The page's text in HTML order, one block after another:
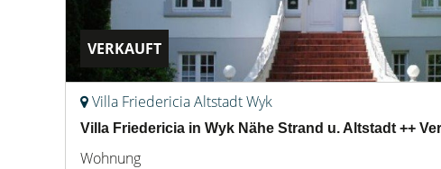
VERKAUFT
Villa Friedericia Altstadt Wyk
Villa Friedericia in Wyk Nähe Strand u. Altstadt ++
Wohnung